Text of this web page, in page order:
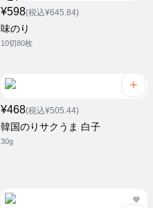
¥598(税込¥645.84)
味のり
10切80枚
¥468(税込¥505.44)
韓国のりサクうま 白子
30g